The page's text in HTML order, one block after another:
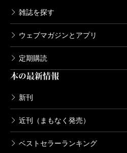
した。この手の本に必ず載
レートも、写真はやめて、
にしました。
エッセイの執筆者について
ークを駆使して、作家の皆
桐野夏生、田口ランディ、
名の人気作家のご協力をい
うれしかったのは、皆さん
深い愛着を持っており、若
雑誌を探す
ウェブマガジンとアプリ
定期購読
本の最新情報
新刊
近刊（まもなく発売）
ベストセラーランキング